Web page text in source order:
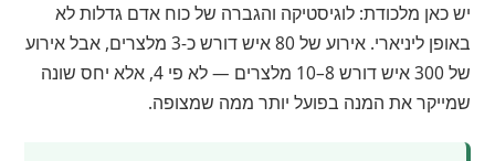
יש כאן מלכודת: לוגיסטיקה והגברה של כוח אדם גדלות לא
באופן ליניארי. אירוע של 80 איש דורש כ-3 מלצרים, אבל אירוע
של 300 איש דורש 8–10 מלצרים — לא פי 4, אלא יחס שונה
שמייקר את המנה בפועל יותר ממה שמצופה.